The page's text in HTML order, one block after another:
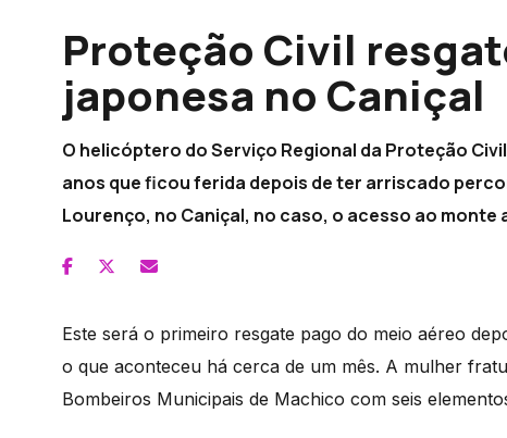
Proteção Civil
japonesa no Caniçal
O helicóptero do Serviço Regional da Proteção
anos que ficou ferida depois de ter arriscado
Lourenço, no Caniçal, no caso, o acesso ao monte
Este será o primeiro resgate pago do meio aéreo
o que aconteceu há cerca de um mês. A mulher
Bombeiros Municipais de Machico com seis